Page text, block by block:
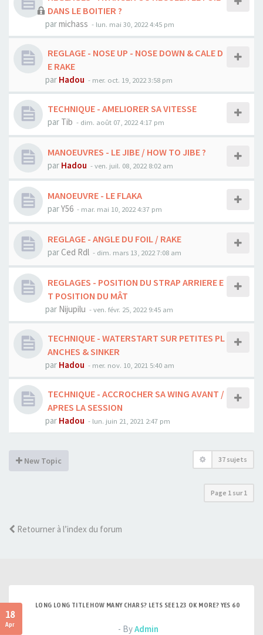
DANS LE BOITIER ?
parmichass - lun. mai 30, 2022 4:45 pm
REGLAGE - NOSE UP - NOSE DOWN & CALE D
E RAKE
par Hadou - mer. oct. 19, 2022 3:58 pm
TECHNIQUE - AMELIORER SA VITESSE
par Tib - dim. août 07, 2022 4:17 pm
MANOEUVRES - LE JIBE / HOW TO JIBE ?
par Hadou -ven. juil. 08, 2022 8:02 am
MANOEUVRE - LE FLAKA
parY56 - mar. mai 10, 2022 4:37 pm
REGLAGE - ANGLE DU FOIL / RAKE
par Ced Rdl - dim. mars 13, 2022 7:08 am
REGLAGES - POSITION DU STRAP ARRIERE E
T POSITION DU MÂT
par Nijupilu -ven. févr. 25, 2022 9:45 am
TECHNIQUE - WATERSTART SUR PETITES PL
ANCHES & SINKER
par Hadou - mer. nov. 10, 2021 5:40 am
TECHNIQUE - ACCROCHER SA WING AVANT /
APRES LA SESSION
par Hadou - lun. juin 21, 2021 2:47 pm
New Topic 37 sujets
Page 1 sur1
Retourner à l’index du forum
18
Apr
LONG LONG TITLE HOW MANY CHARS? LETS SEE 123 OK MORE? YES 60
- ByAdmin